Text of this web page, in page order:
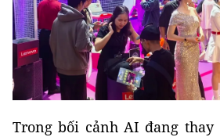
Trong bối cảnh AI đang thay